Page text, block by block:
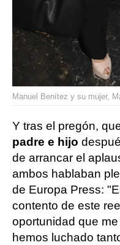
Manuel Benítez y su mujer,
Y tras el pregón,
padre e hijo
de arrancar el
ambos hablaban
de Europa Press:
contento de este
oportunidad que
hemos luchado